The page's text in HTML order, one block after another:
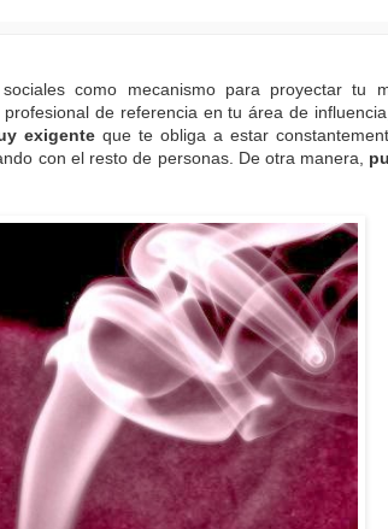
como mecanismo para proyectar tu
de referencia en tu área de
exigente que te obliga a estar
con el resto de personas. De otra manera,